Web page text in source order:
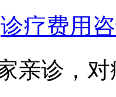
诊疗费用
亲诊，